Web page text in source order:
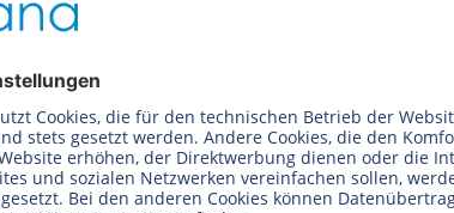
Finanzierung eines Heimplatzes
Die Finanzierung eines Heimplatzes kann eine